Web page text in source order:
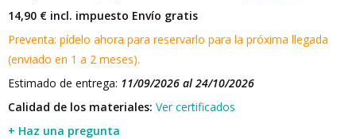
14,90 € incl. impuesto Envío gratis
Preventa: pídelo ahora para reservarlo para la próxima llegada
(enviado en 1 a 2 meses).
Estimado de entrega: 11/09/2026 al 24/10/2026
Calidad de los materiales: Ver certificados
+ Haz una pregunta